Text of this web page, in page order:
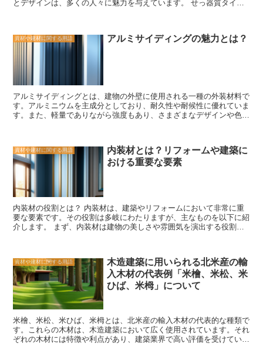
に設計されています。再生可能な素材の使用や廃棄物の削減など、環
頼できるメーカーやブランドの製品を選ぶことが重要です。また、専
門家のアドバイスを受けることもおすすめです。専門家は、建築やリ
フォームの経験と知識を持っており、最適な部品の選択をサポートし
る重要な要素です。耐久性、安全性、エネルギー効率、環境への配慮
とデザインは、多くの人々に魅力を与えています。 せっ器質タイル
ることができます。 さらに、せっ器質タイルは、その美しいデザイ
ンと多様な色彩で知られています。タイルの表面には、さまざまな模
きます。また、色のバリエーションも豊富であり、インテリアやエク
ステリアのデザインに合わせて選ぶことができます。 さらに、せっ
器質タイルは、その使い方の多様性でも知られています。床や壁の装
飾に使用するだけでなく、キッチンやバスルームのカウンタートップ
やバックスプラッシュにも使用することができます。さらに、屋外の
パティオやプールサイドの装飾にも最適です。 せっ器質タイルは、
使用することで、空間に魅力と個性を与えることができます。ぜひ、
せっ器質タイルを活用して、理想の空間を作り上げてください。
資材や建材に関する用語 アルミサイディングの魅力とは？
アルミサイディングとは、建物の外壁に使用される一種の外装材料で
す。アルミニウムを主成分としており、耐久性や耐候性に優れていま
す。また、軽量でありながら強度もあり、さまざまなデザインや色合
ことができます。さらに、耐候性も優れており、太陽光や雨風にさら
されても色あせたり劣化したりすることがありません。そのため、メ
ンテナンスの手間やコストを大幅に削減することができます。 ま
た、アルミサイディングは軽量であるため、施工の際の負担が少な
く、作業の効率も良くなります。さらに、強度もあり、耐震性にも優
れています。これにより、地震などの自然災害に対しても安心して使
用することができます。 さらに、アルミサイディングはデザイン性
にも優れています。さまざまな色や質感が選べるため、建物のイメー
ジに合わせた外観を実現することができます。また、アルミニウムは
ディングは、耐久性、耐候性、軽量性、強度、デザイン性など、さま
ざまな魅力を持っています。これらの特徴を活かして、建物の外観を
美しく保ちながら、長期間にわたって安心して使用することができま
す。建物の外壁をリフォームする際には、アルミサイディングを検討
してみる価値があります。
資材や建材に関する用語
内装材とは？リフォームや建築に
おける重要な要素
内装材の役割とは？ 内装材は、建築やリフォームにおいて非常に重
要な要素です。その役割は多岐にわたりますが、主なものを以下に紹
介します。 まず、内装材は建物の美しさや雰囲気を演出する役割を
ことで、室内を明るく広々とした印象にすることができます。また、
木材や石材などの自然素材を使用することで、温かみや風合いを演出
することもできます。内装材の選び方によって、建物の雰囲気やイメ
ージを決定することができます。 さらに、内装材は快適な居住空間
を作り出す役割も担っています。例えば、断熱材や防音材を使用する
ことで、室内の温度や音の伝達を調整することができます。また、防
水性のある内装材を使用することで、水回りの場所や湿度の高い場所
でも安心して使用することができます。内装材の選び方や施工方法に
よって、快適な居住空間を実現することができます。 さらに、内装
材は耐久性やメンテナンス性の向上にも貢献します。例えば、耐久性
資材や建材に関する用語
木造建築に用いられる北米産の輸
入木材の代表例「米檜、米松、米
ひば、米栂」について
米檜、米松、米ひば、米栂とは、北米産の輸入木材の代表的な種類で
す。これらの木材は、木造建築において広く使用されています。それ
ぞれの木材には特徴や利点があり、建築業界で高い評価を受けていま